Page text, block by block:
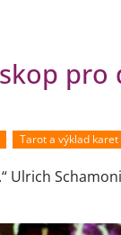
pro
Tarot a výklad karet
Ulrich